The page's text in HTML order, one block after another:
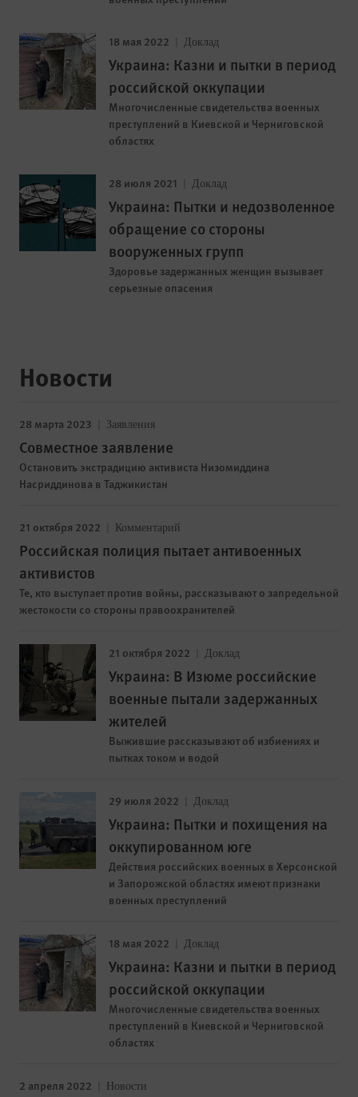
18 мая 2022 Доклад
Украина: Казни и пытки в период
российской оккупации
Многочисленные свидетельства военных
преступлений в Киевской и Черниговской
областях
28 июля 2021 Доклад
Украина: Пытки и недозволенное
обращение со стороны
вооруженных групп
Здоровье задержанных женщин вызывает
серьезные опасения
Новости
28 марта 2023 Заявления
Совместное заявление
Остановить экстрадицию активиста Низомиддина
Насриддинова в Таджикистан
21 октября 2022 Комментарий
Российская полиция пытает антивоенных
активистов
Те, кто выступает против войны, рассказывают о запредельной
жестокости со стороны правоохранителей
21 октября 2022 Доклад
Украина: В Изюме российские
военные пытали задержанных
жителей
Выжившие рассказывают об избиениях и
пытках током и водой
29 июля 2022 Доклад
Украина: Пытки и похищения на
оккупированном юге
Действия российских военных в Херсонской
и Запорожской областях имеют признаки
военных преступлений
18 мая 2022 Доклад
Украина: Казни и пытки в период
российской оккупации
Многочисленные свидетельства военных
преступлений в Киевской и Черниговской
областях
2 апреля 2022 Новости